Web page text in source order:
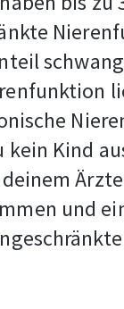
kein Kind
und